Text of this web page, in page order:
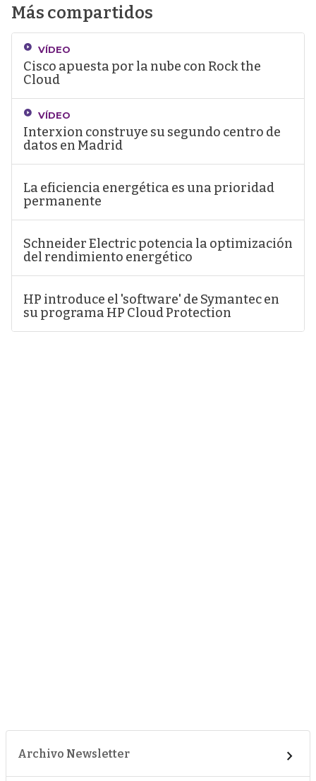
Más compartidos
VÍDEO
Cisco apuesta por la nube con Rock the
Cloud
VÍDEO
Interxion construye su segundo centro de
datos en Madrid
La eficiencia energética es una prioridad
permanente
Schneider Electric potencia la optimización
del rendimiento energético
HP introduce el 'software' de Symantec en
su programa HP Cloud Protection
Archivo Newsletter